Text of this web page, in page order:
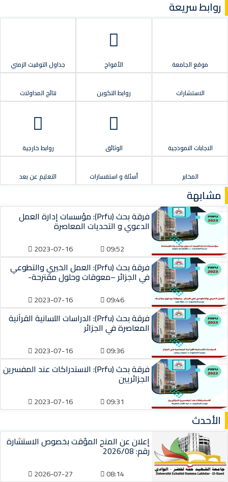
روابط سريعة
موقع الجامعة الأفواج جداول التوقيت الزمني
الاستشارات روابط التكوين نتائج المداولات
الاجابات النموذجية الوثائق روابط خارجية
المخابر أسئلة و استفسارات التعليم عن بعد
مشابهة
فرقة بحث (Prfu): مؤسسات إدارة العمل
الدعوي و التحديات المعاصرة
09:52
2023-07-16
فرقة بحث (Prfu): العمل الخيري والتطوعي
في الجزائر –معوقات وحلول مقترحة-
09:46
2023-07-16
فرقة بحث (Prfu): الدراسات اللسانية القرآنية
المعاصرة في الجزائر
09:36
2023-07-16
فرقة بحث (Prfu): الاستدراكات عند المفسرين
الجزائريين
09:31
2023-07-16
الأحدث
إعلان عن المنح المؤقت بخصوص الاستشارة
رقم: 2026/08
08:14
2026-07-27